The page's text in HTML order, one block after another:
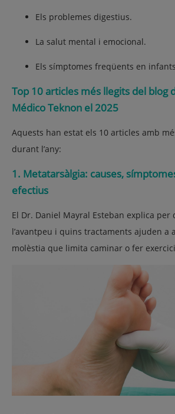
Els problemes digestius.
La salut mental i emocional.
Els símptomes freqüents en
Top 10 articles més llegits del blog
Médico Teknon el 2025
Aquests han estat els 10 articles amb
durant l’any:
1. Metatarsàlgia: causes,
efectius
El Dr. Daniel Mayral Esteban explica per
l’avantpeu i quins tractaments ajuden a
molèstia que limita caminar o fer